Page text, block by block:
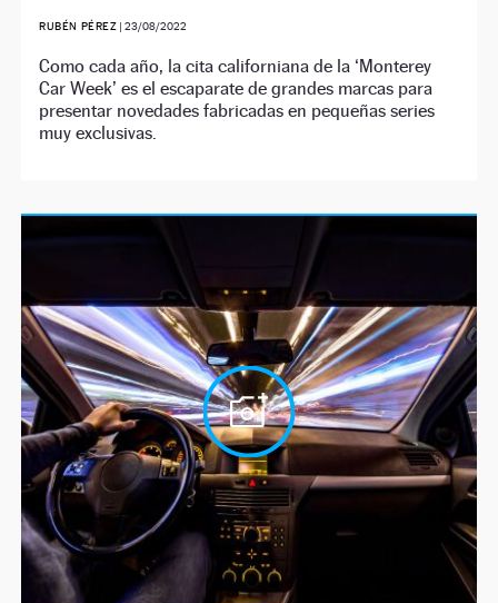
RUBÉN PÉREZ |23/08/2022
Como cada año, la cita californiana de la ‘Monterey
Car Week’ es el escaparate de grandes marcas para
presentar novedades fabricadas en pequeñas series
muy exclusivas.